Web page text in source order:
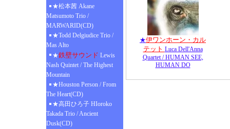
★松本茜 Akane
Matsumoto Trio /
MARWARID(CD)
★Todd Delgiudice Trio /
Mas Alto
★鉄壁サウンド Lewis
Nash Quintet / The Highest
Mountain
★Houston Person / From
The Heart(CD)
★高田ひろ子 HIoroko
Takada Trio / Ancient
Dusk(CD)
★伊ワンホーン・カル
テット Luca Dell'Anna
Quartet / HUMAN SEE,
HUMAN DO